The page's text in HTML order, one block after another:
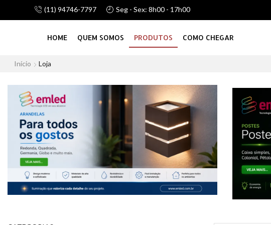
(11) 94746-7797 Seg - Sex: 8h00 - 17h00
com linha de atacado e vareju, consulte-nos!
HOME QUEM SOMOS PRODUTOS COMO CHEGAR
Início Loja